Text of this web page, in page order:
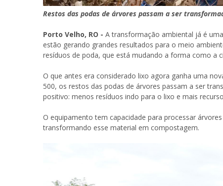
Restos das podas de árvores passam a ser
Porto Velho, RO - A transformação ambiental já é
estão gerando grandes resultados para o meio
resíduos de poda, que está mudando a forma como a
O que antes era considerado lixo agora ganha uma
500, os restos das podas de árvores passam a ser
positivo: menos resíduos indo para o lixo e mais
O equipamento tem capacidade para processar
transformando esse material em compostagem.